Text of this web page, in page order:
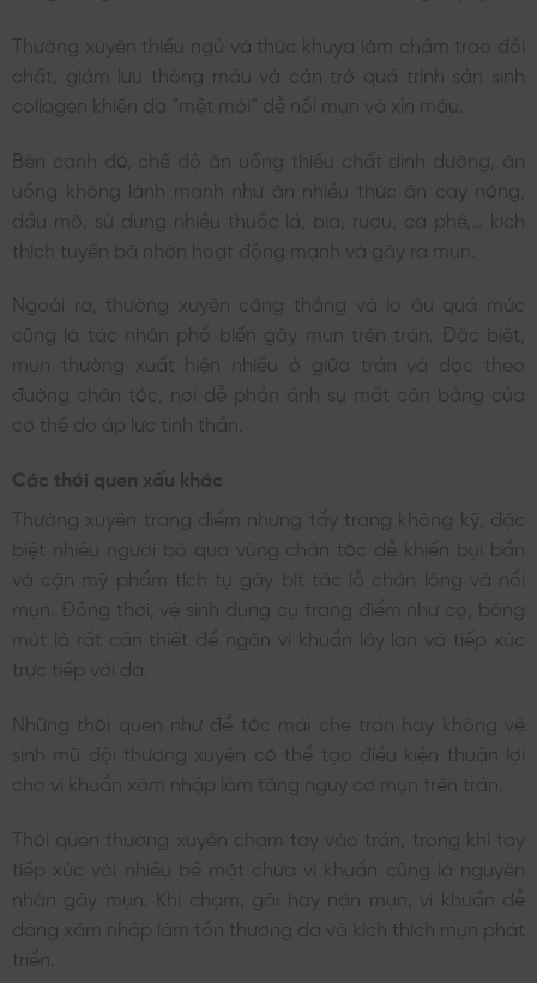
Thường xuyên thiếu ngủ và thức khuya làm chậm trao đổi
chất, giảm lưu thông máu và cản trở quá trình sản sinh
collagen khiến da “mệt mỏi” dễ nổi mụn và xỉn màu.
Bên cạnh đó, chế độ ăn uống thiếu chất dinh dưỡng, ăn
uống không lành mạnh như ăn nhiều thức ăn cay nóng,
dầu mỡ, sử dụng nhiều thuốc lá, bia, rượu, cà phê,… kích
thích tuyến bã nhờn hoạt động mạnh và gây ra mụn.
Ngoài ra, thường xuyên căng thẳng và lo âu quá mức
cũng là tác nhân phổ biến gây mụn trên trán. Đặc biệt,
mụn thường xuất hiện nhiều ở giữa trán và dọc theo
đường chân tóc, nơi dễ phản ánh sự mất cân bằng của
cơ thể do áp lực tinh thần.
Các thói quen xấu khác
Thường xuyên trang điểm nhưng tẩy trang không kỹ, đặc
biệt nhiều người bỏ qua vùng chân tóc dễ khiến bụi bẩn
và cặn mỹ phẩm tích tụ gây bít tắc lỗ chân lông và nổi
mụn. Đồng thời, vệ sinh dụng cụ trang điểm như cọ, bông
mút là rất cần thiết để ngăn vi khuẩn lây lan và tiếp xúc
trực tiếp với da.
Những thói quen như để tóc mái che trán hay không vệ
sinh mũ đội thường xuyên có thể tạo điều kiện thuận lợi
cho vi khuẩn xâm nhập làm tăng nguy cơ mụn trên trán.
Thói quen thường xuyên chạm tay vào trán, trong khi tay
tiếp xúc với nhiều bề mặt chứa vi khuẩn cũng là nguyên
nhân gây mụn. Khi chạm, gãi hay nặn mụn, vi khuẩn dễ
dàng xâm nhập làm tổn thương da và kích thích mụn phát
triển.